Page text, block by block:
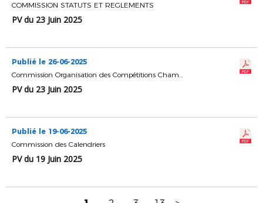
COMMISSION STATUTS ET REGLEMENTS
PV du 23 Juin 2025
Publié le 26-06-2025
Commission Organisation des Compétitions Championnats & Coupes
PV du 23 Juin 2025
Publié le 19-06-2025
Commission des Calendriers
PV du 19 Juin 2025